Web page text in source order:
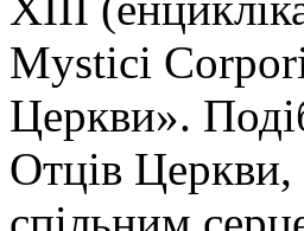
Mystici
Церкви».
Отців